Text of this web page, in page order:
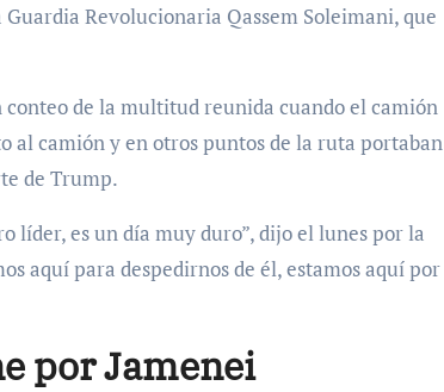
Revolucionaria Qassem Soleimani, que
de la multitud reunida cuando el camión
al camión y en otros puntos de la ruta portaban
de Trump.
líder, es un día muy duro”, dijo el lunes por la
aquí para despedirnos de él, estamos aquí por
por Jamenei